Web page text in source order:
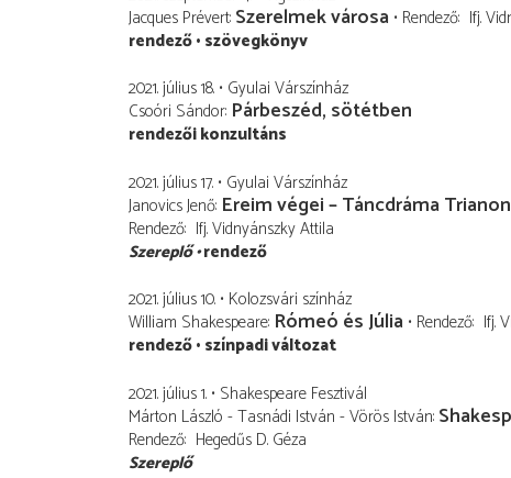
Jacques Prévert Szerelmek városa Rendező Ifj.
rendező szövegkönyv
2021. július 18. Gyulai Várszínház
Csoóri Sándor Párbeszéd, sötétben
rendezői konzultáns
2021. július 17. Gyulai Várszínház
Janovics Jenő Ereim végei – Táncdráma
Rendező Ifj. Vidnyánszky Attila
Szereplő rendező
2021. július 10. Kolozsvári színház
William Shakespeare Rómeó és Júlia Rendező Ifj.
rendező színpadi változat
2021. július 1. Shakespeare Fesztivál
Márton László - Tasnádi István - Vörös István
Rendező Hegedűs D. Géza
Szereplő